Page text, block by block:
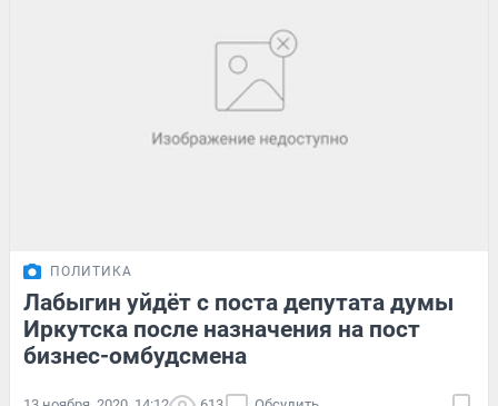
ПОЛИТИКА
Лабыгин уйдёт с поста депутата думы
Иркутска после назначения на пост
бизнес-омбудсмена